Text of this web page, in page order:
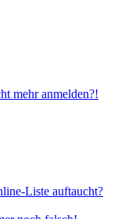
mehr anmelden?!
Liste auftaucht?